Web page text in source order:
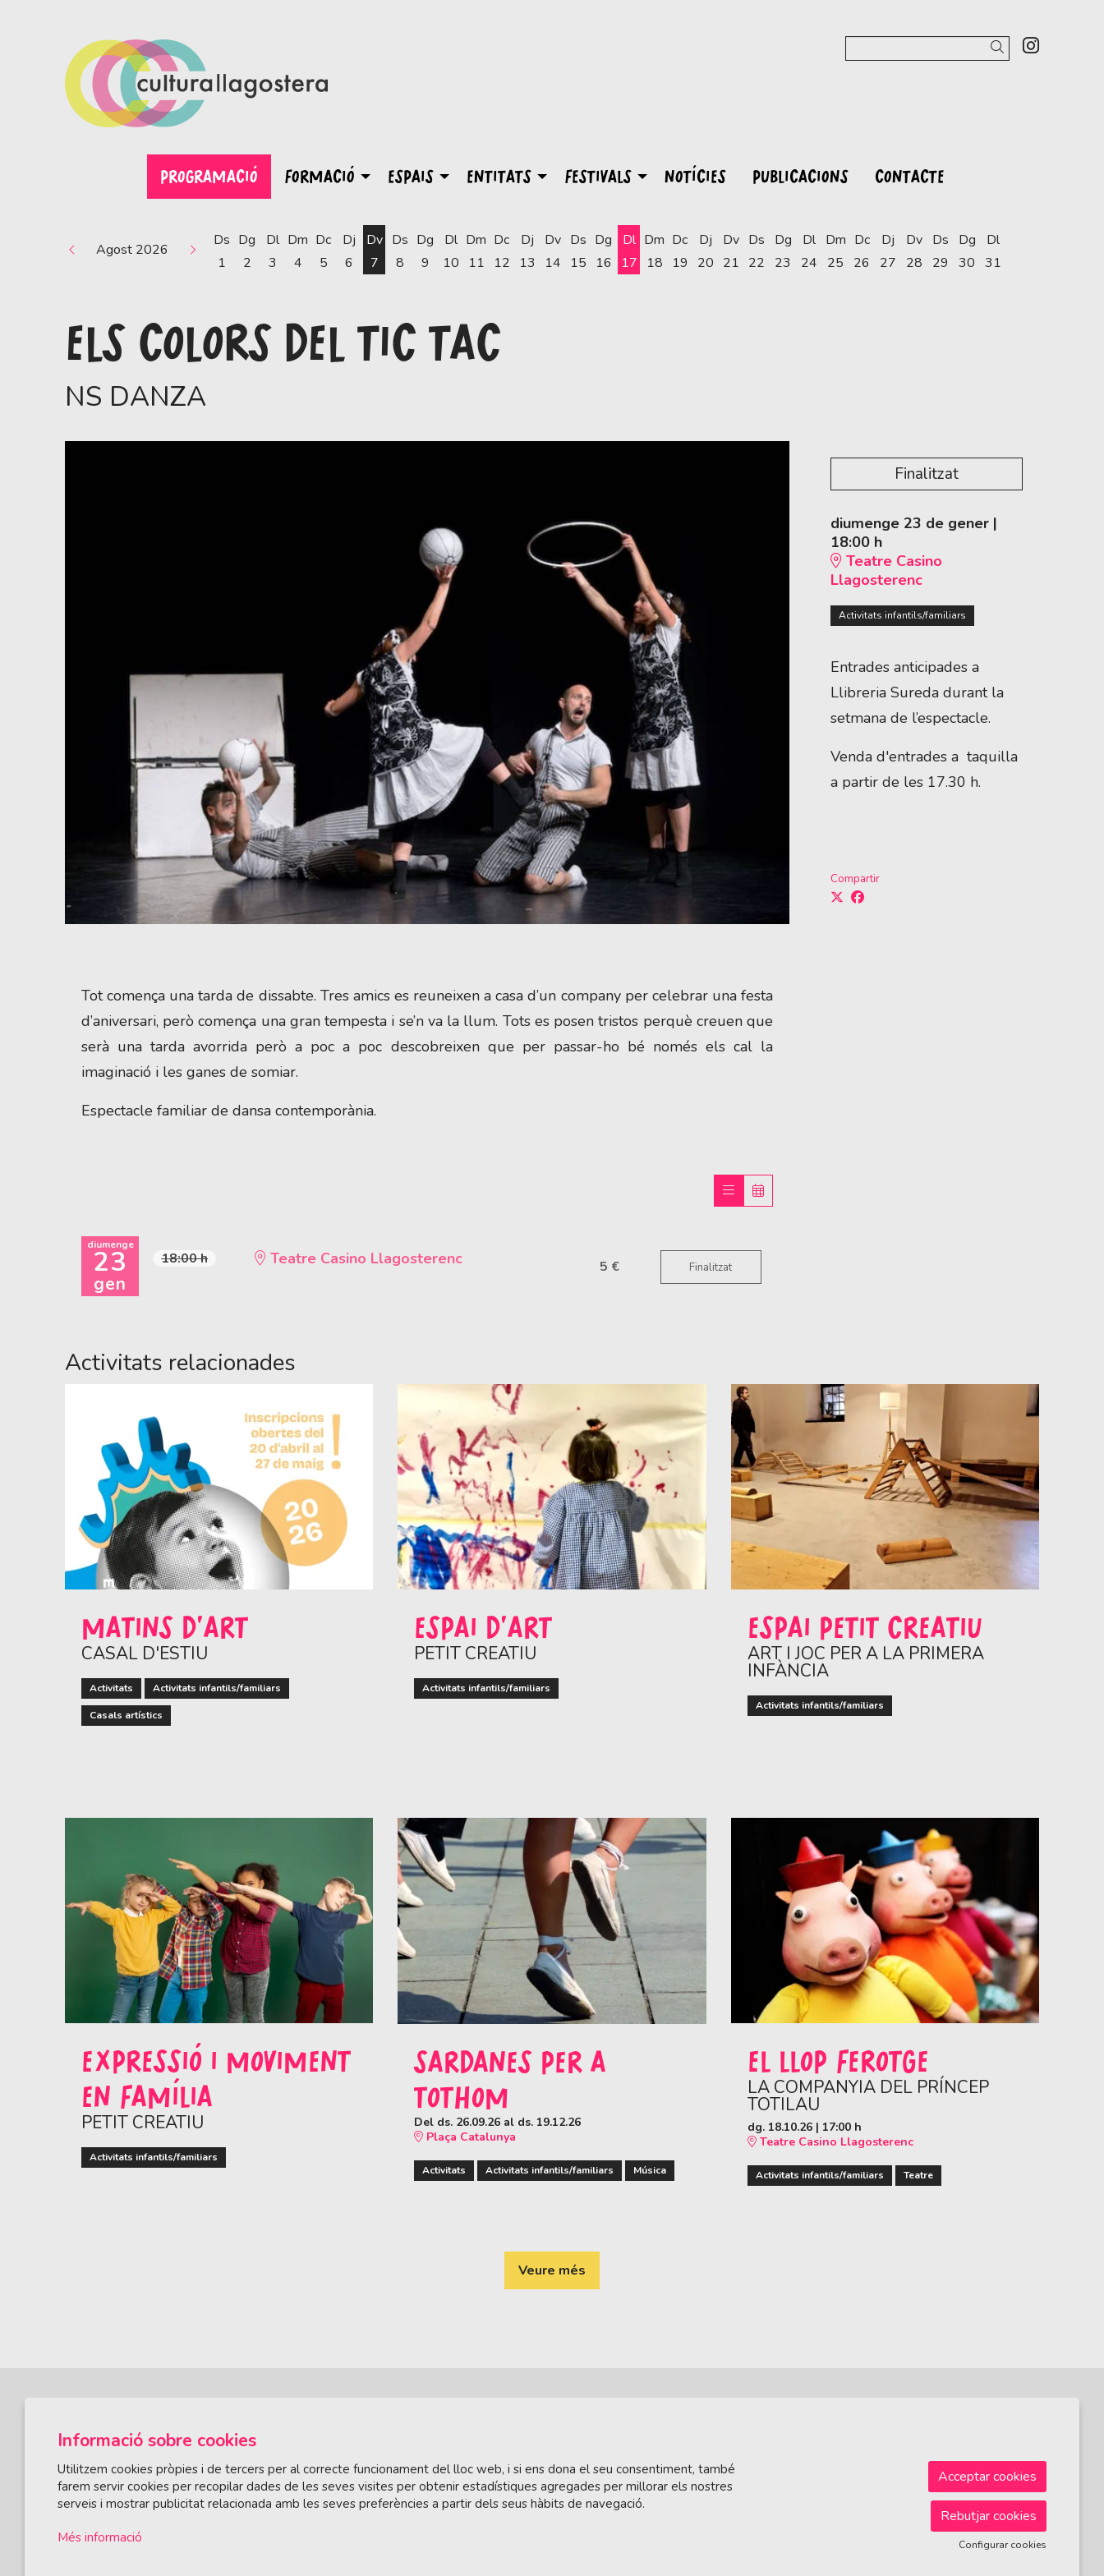
Link a
Cercar
PROGRAMACIÓ FORMACIÓ ESPAIS ENTITATS FESTIVALS NOTÍCIES PUBLICACIONS CONTACTE
Agost 2026
Ds
1
Dg
2
Dl
3
Dm
4
Dc
5
Dj
6
Dv
7
Ds
8
Dg
9
Dl
10
Dm
11
Dc
12
Dj
13
Dv
14
Ds
15
Dg
16
Dl
17
Dm
18
Dc
19
Dj
20
Dv
21
Ds
22
Dg
23
Dl
24
Dm
25
Dc
26
Dj
27
Dv
28
Ds
29
Dg
30
Dl
31
ELS COLORS DEL TIC TAC
NS DANZA
Finalitzat
diumenge 23 de gener |
18:00 h
Teatre Casino
Llagosterenc
Activitats infantils/familiars
Entrades anticipades a
Llibreria Sureda durant la
setmana de l’espectacle.
Venda d'entrades a taquilla
a partir de les 17.30 h.
Compartir
Tot comença una tarda de dissabte. Tres amics es reuneixen a casa d’un company per celebrar una festa
d’aniversari, però comença una gran tempesta i se’n va la llum. Tots es posen tristos perquè creuen que
serà una tarda avorrida però a poc a poc descobreixen que per passar-ho bé només els cal la
imaginació i les ganes de somiar.
Espectacle familiar de dansa contemporània.
diumenge
23
gen
18:00 h Teatre Casino Llagosterenc 5 € Finalitzat
Activitats relacionades
MATINS D'ART
CASAL D'ESTIU
Activitats Activitats infantils/familiars
Casals artístics
ESPAI D'ART
PETIT CREATIU
Activitats infantils/familiars
ESPAI PETIT CREATIU
ART I JOC PER A LA PRIMERA
INFÀNCIA
Activitats infantils/familiars
EXPRESSIÓ I MOVIMENT
EN FAMÍLIA
PETIT CREATIU
Activitats infantils/familiars
SARDANES PER A
TOTHOM
Del ds. 26.09.26 al ds. 19.12.26
Plaça Catalunya
Activitats Activitats infantils/familiars Música
EL LLOP FEROTGE
LA COMPANYIA DEL PRÍNCEP
TOTILAU
dg. 18.10.26| 17:00 h
Teatre Casino Llagosterenc
Activitats infantils/familiars Teatre
Veure més
ÀREA DE CULTURA
Olivareta, 38 · T. 972 83 00 05
Informació sobre cookies
Utilitzem cookies pròpies i de tercers per al correcte funcionament del lloc web, i si ens dona el seu consentiment, també
farem servir cookies per recopilar dades de les seves visites per obtenir estadístiques agregades per millorar els nostres
serveis i mostrar publicitat relacionada amb les seves preferències a partir dels seus hàbits de navegació.
Més informació
Acceptar cookies
Rebutjar cookies
Configurar cookies